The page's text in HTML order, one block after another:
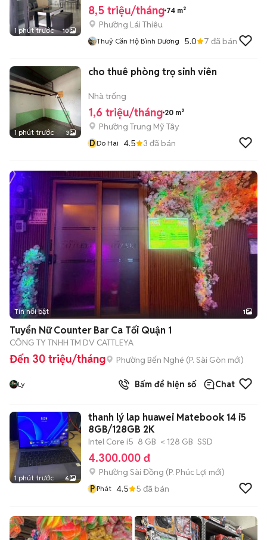
1 phút trước 10
8,5 triệu/tháng 74 m²
Phường Lái Thiêu
Thuỷ Căn Hộ Bình Dương 5.0 7 đã bán
1 phút trước 3
cho thuê phòng trọ sinh viên
Nhà trống
1,6 triệu/tháng 20 m²
Phường Trung Mỹ Tây
DDo Hai 4.5 3 đã bán
Tin nổi bật 1
Tuyển Nữ Counter Bar Ca Tối Quận 1
CÔNG TY TNHH TM DV CATTLEYA
Đến 30 triệu/tháng Phường Bến Nghé (P. Sài Gòn mới)
Ly Bấm để hiện số Chat
1 phút trước 6
thanh lý lap huawei Matebook 14 i5
8GB/128GB 2K
Intel Core i5 8 GB < 128 GB SSD
4.300.000 đ
Phường Sài Đồng (P. Phúc Lợi mới)
P Phát 4.5 5 đã bán